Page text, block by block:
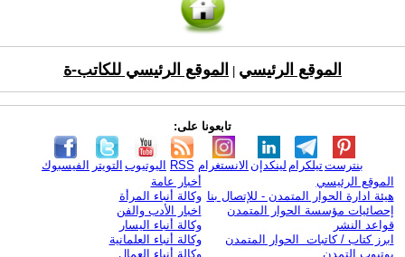
الموقع الرئيسي الموقع الرئيسي للكاتب-ة
تابعونا على:
الفيسبوك التويتر اليوتيوب RSS الانستغرام لينكدإن تيلكرامبنترست
الموقع الرئيسي
هيئة ادارة الحوار المتمدن - للإتصال بنا
إحصائيات مؤسسة الحوار المتمدن
قواعد النشر
ابرز كتاب / كاتبات الحوار المتمدن
يوتيوب التمدن
أخبار عامة
وكالة أنباء المرأة
اخبار الأدب والفن
وكالة أنباء اليسار
وكالة أنباء العلمانية
وكالة أنباء العمال